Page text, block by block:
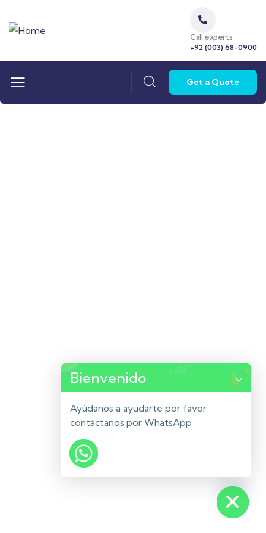
Call experts
+92 (003) 68-0900
Get a Quote
Hide chaty
Bienvenido
Ayúdanos a ayudarte por favor
contáctanos por WhatsApp